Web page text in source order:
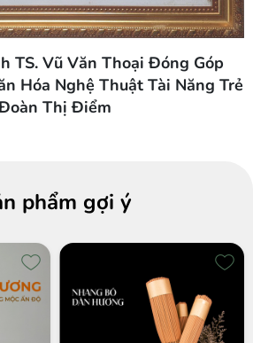
TS. Vũ Văn Thoại Đóng Góp
Hóa Nghệ Thuật Tài Năng Trẻ
Thị Điểm
phẩm gợi ý